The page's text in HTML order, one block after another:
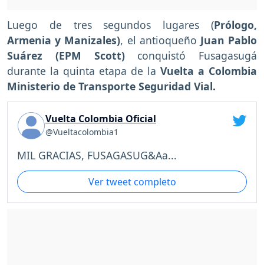
Luego de tres segundos lugares (Prólogo,
Armenia y Manizales), el antioqueño Juan Pablo
Suárez (EPM Scott)conquistó Fusagasugá
durante la quinta etapa de la Vuelta a Colombia
Ministerio de Transporte Seguridad Vial.
Vuelta Colombia Oficial
@Vueltacolombia1
MIL GRACIAS, FUSAGASUG&Aa...
Ver tweet completo